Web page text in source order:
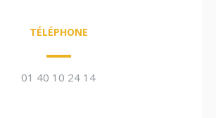
TÉLÉPHONE
01 40 10 24 14